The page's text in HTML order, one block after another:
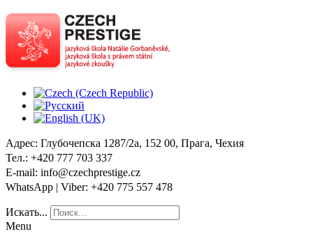
Адрес: Глубочепска 1287/2a, 152 00, Прага, Чехия
Тел.: +420 777 703 337
E-mail: info@czechprestige.cz
WhatsApp | Viber: +420 775 557 478
Искать...
Menu